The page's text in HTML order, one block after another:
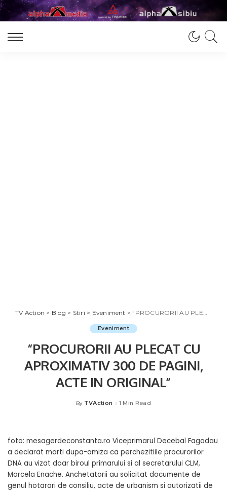
TV Action > Blog > Stiri > Eveniment >“PROCURORII AU PLECAT CU APROXIMATIV 300 DE PAGINI, ACTE IN ORIGINAL”
Eveniment
“PROCURORII AU PLECAT CU
APROXIMATIV 300 DE PAGINI,
ACTE IN ORIGINAL”
Posted
By TVAction 1 Min Read
foto: mesagerdeconstanta.ro Viceprimarul Decebal Fagadau
a declarat marti dupa-amiza ca perchezitiile procurorilor
DNA au vizat doar biroul primarului si al secretarului CLM,
Marcela Enache. Anchetatorii au solicitat documente de
genul hotarari de consiliu, acte de urbanism si autorizatii de